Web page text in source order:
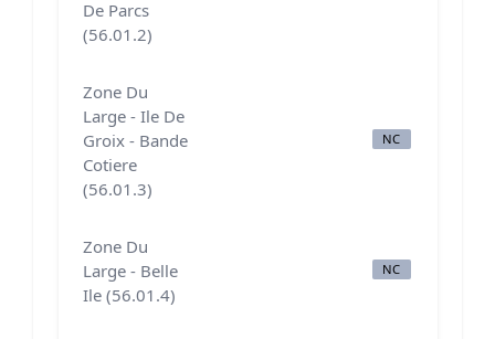
De Parcs
(56.01.2)
Zone Du
Large - Ile De
Groix - Bande
Cotiere
(56.01.3)
NC
Zone Du
Large - Belle
Ile (56.01.4)
NC